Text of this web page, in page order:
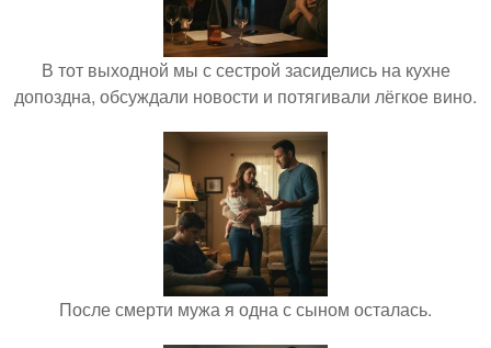
В тот выходной мы с сестрой засиделись на кухне
допоздна, обсуждали новости и потягивали лёгкое вино.
После смерти мужа я одна с сыном осталась.